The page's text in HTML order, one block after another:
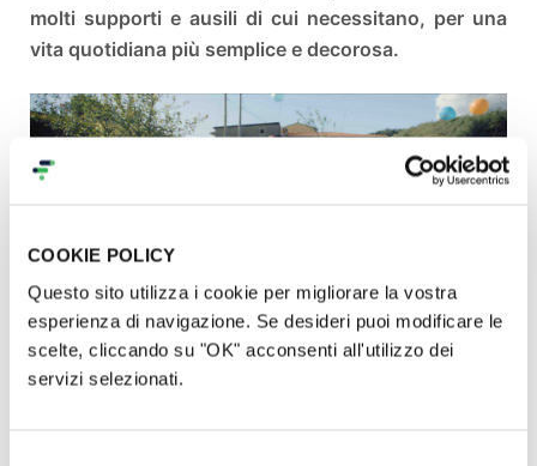
COOKIE POLICY
Questo sito utilizza i cookie per migliorare la vostra
esperienza di navigazione. Se desideri puoi modificare le
scelte, cliccando su "OK" acconsenti all'utilizzo dei
servizi selezionati.
molti supporti e ausili di cui necessitano, per una
vita quotidiana più semplice e decorosa.